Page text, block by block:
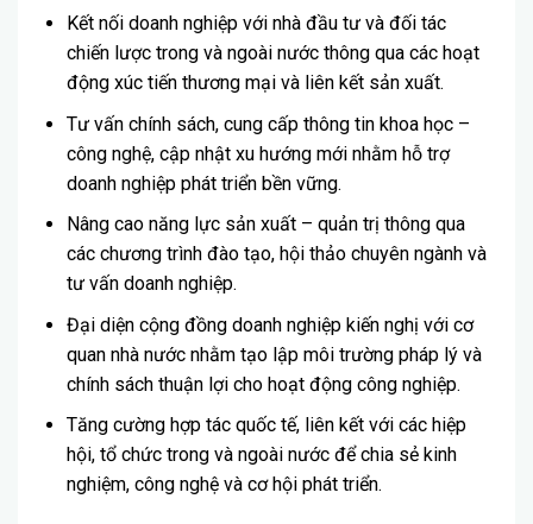
Kết nối doanh nghiệp với nhà đầu tư và đối tác
chiến lược trong và ngoài nước thông qua các hoạt
động xúc tiến thương mại và liên kết sản xuất.
Tư vấn chính sách, cung cấp thông tin khoa học –
công nghệ, cập nhật xu hướng mới nhằm hỗ trợ
doanh nghiệp phát triển bền vững.
Nâng cao năng lực sản xuất – quản trị thông qua
các chương trình đào tạo, hội thảo chuyên ngành và
tư vấn doanh nghiệp.
Đại diện cộng đồng doanh nghiệp kiến nghị với cơ
quan nhà nước nhằm tạo lập môi trường pháp lý và
chính sách thuận lợi cho hoạt động công nghiệp.
Tăng cường hợp tác quốc tế, liên kết với các hiệp
hội, tổ chức trong và ngoài nước để chia sẻ kinh
nghiệm, công nghệ và cơ hội phát triển.